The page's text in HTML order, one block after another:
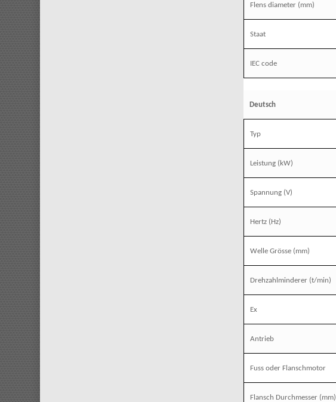
Flens diameter (mm)
Staat
IEC code
Deutsch
Typ
Leistung (kW)
Spannung (V)
Hertz (Hz)
Welle Grösse (mm)
Drehzahlminderer (t/min)
Ex
Antrieb
Fuss oder Flanschmotor
Flansch Durchmesser (mm)